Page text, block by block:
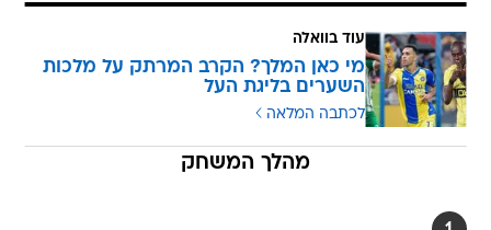
עוד בוואלה
מי כאן המלך? הקרב המרתק על מלכות
השערים בליגת העל
לכתבה המלאה
מהלך המשחק